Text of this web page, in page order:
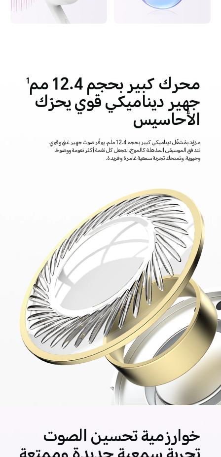
محرك كبير بحجم 12.4 مم 1
جهير ديناميكي قوي يحرّك
الأحاسيس
مزوّد بمُشغّل ديناميكي كبير بحجم 12.4 ملم، يوفّر صوت جهير غني وقوي.
تتدفق الموسيقى المذهلة كالموج، لتجعل كل نغمة أكثر نعومة ووضوحًا
وحيوية، وتمنحك تجربة سمعية غامرة وفريدة.
خوارزمية تحسين الصوت